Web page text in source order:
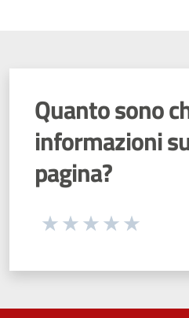
Quanto sono
informazioni
pagina?
Seleziona una